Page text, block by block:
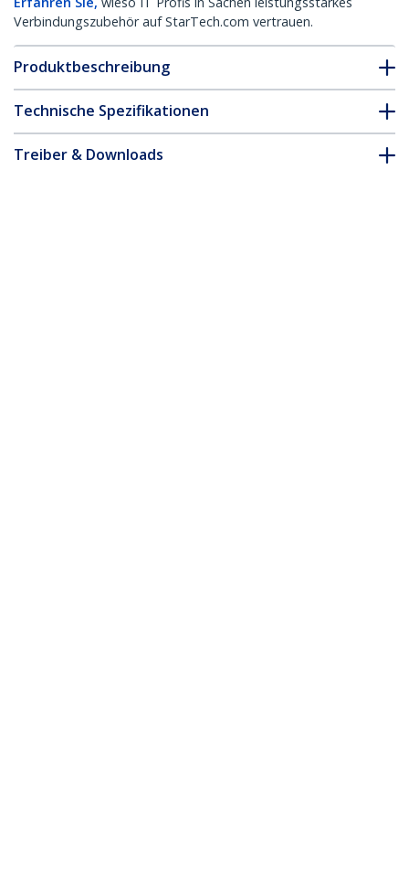
Verbindungszubehör auf StarTech.com vertrauen.
Produktbeschreibung
Technische Spezifikationen
Treiber & Downloads